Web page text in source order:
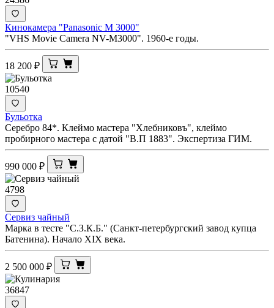
Кинокамера "Panasonic M 3000"
"VHS Movie Camera NV-M3000". 1960-е годы.
18 200 ₽
10540
Бульотка
Серебро 84*. Клеймо мастера "Хлебниковъ", клеймо
пробирного мастера с датой "В.П 1883". Экспертиза ГИМ.
990 000 ₽
4798
Сервиз чайный
Марка в тесте "С.З.К.Б." (Санкт-петербургский завод купца
Батенина). Начало XIX века.
2 500 000 ₽
36847